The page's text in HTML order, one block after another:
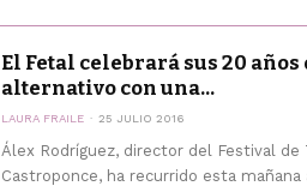
El Fetal celebrará sus 20
alternativo con una...
LAURA FRAILE 25 JULIO 2016
Álex Rodríguez, director del Festival
Castroponce, ha recurrido esta